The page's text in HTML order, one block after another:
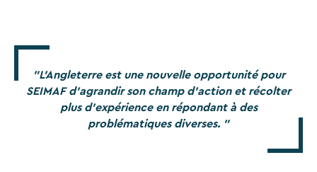
L’Angleterre est une nouvelle opportunité pour
SEIMAF d’agrandir son champ d’action et récolter
plus d’expérience en répondant à des
problématiques diverses.